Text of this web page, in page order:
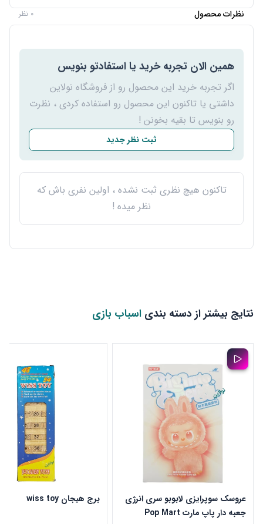
نظرات محصول 0 نظر
همین الان تجربه خرید یا استفادتو بنویس
اگر تجربه خرید این محصول رو از فروشگاه نولاین
داشتی یا تاکنون این محصول رو استفاده کردی ، نظرت
رو بنویس تا بقیه بخونن !
ثبت نظر جدید
تاکنون هیچ نظری ثبت نشده ، اولین نفری باش که
نظر میده !
نتایج بیشتر از دسته بندی اسباب بازی
عروسک سوپرایزی لابوبو سری انرژی
جعبه دار پاپ مارت Pop Mart
برج هیجان wiss toy